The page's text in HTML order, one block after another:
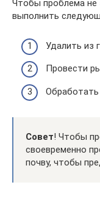
Чтобы проблема не
выполнить
Удалить из
Провести
Совет! Чтобы
своевременно
почву, чтобы